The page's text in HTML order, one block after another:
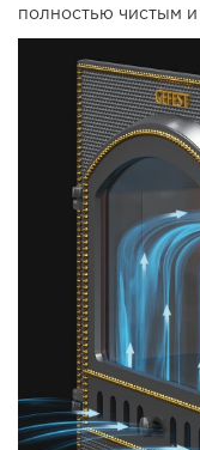
полностью чистым